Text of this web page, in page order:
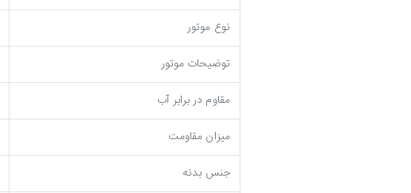
نوع موتور
توضیحات موتور
مقاوم در برابر آب
میزان مقاومت
جنس بدنه